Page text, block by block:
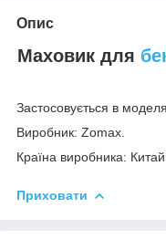
Опис
Маховик для
Застосовується в
Виробник: Zomax.
Країна виробника: Китай.
Приховати